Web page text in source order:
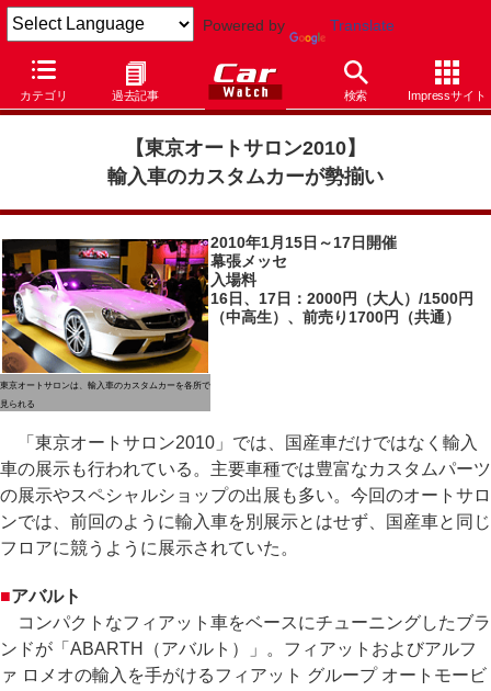
Powered by Translate
カテゴリ 過去記事 検索 Impressサイト
Car Watch イベント 東京オートサロン 2010
【東京オートサロン2010】
輸入車のカスタムカーが勢揃い
東京オートサロンは、輸入車のカスタムカーを各所で
見られる
2010年1月15日～17日開催
幕張メッセ
入場料
16日、17日：2000円（大人）/1500円
（中高生）、前売り1700円（共通）
「東京オートサロン2010」では、国産車だけではなく輸入
車の展示も行われている。主要車種では豊富なカスタムパーツ
の展示やスペシャルショップの出展も多い。今回のオートサロ
ンでは、前回のように輸入車を別展示とはせず、国産車と同じ
フロアに競うように展示されていた。
■アバルト
コンパクトなフィアット車をベースにチューニングしたブラ
ンドが「ABARTH（アバルト）」。フィアットおよびアルフ
ァ ロメオの輸入を手がけるフィアット グループ オートモービ